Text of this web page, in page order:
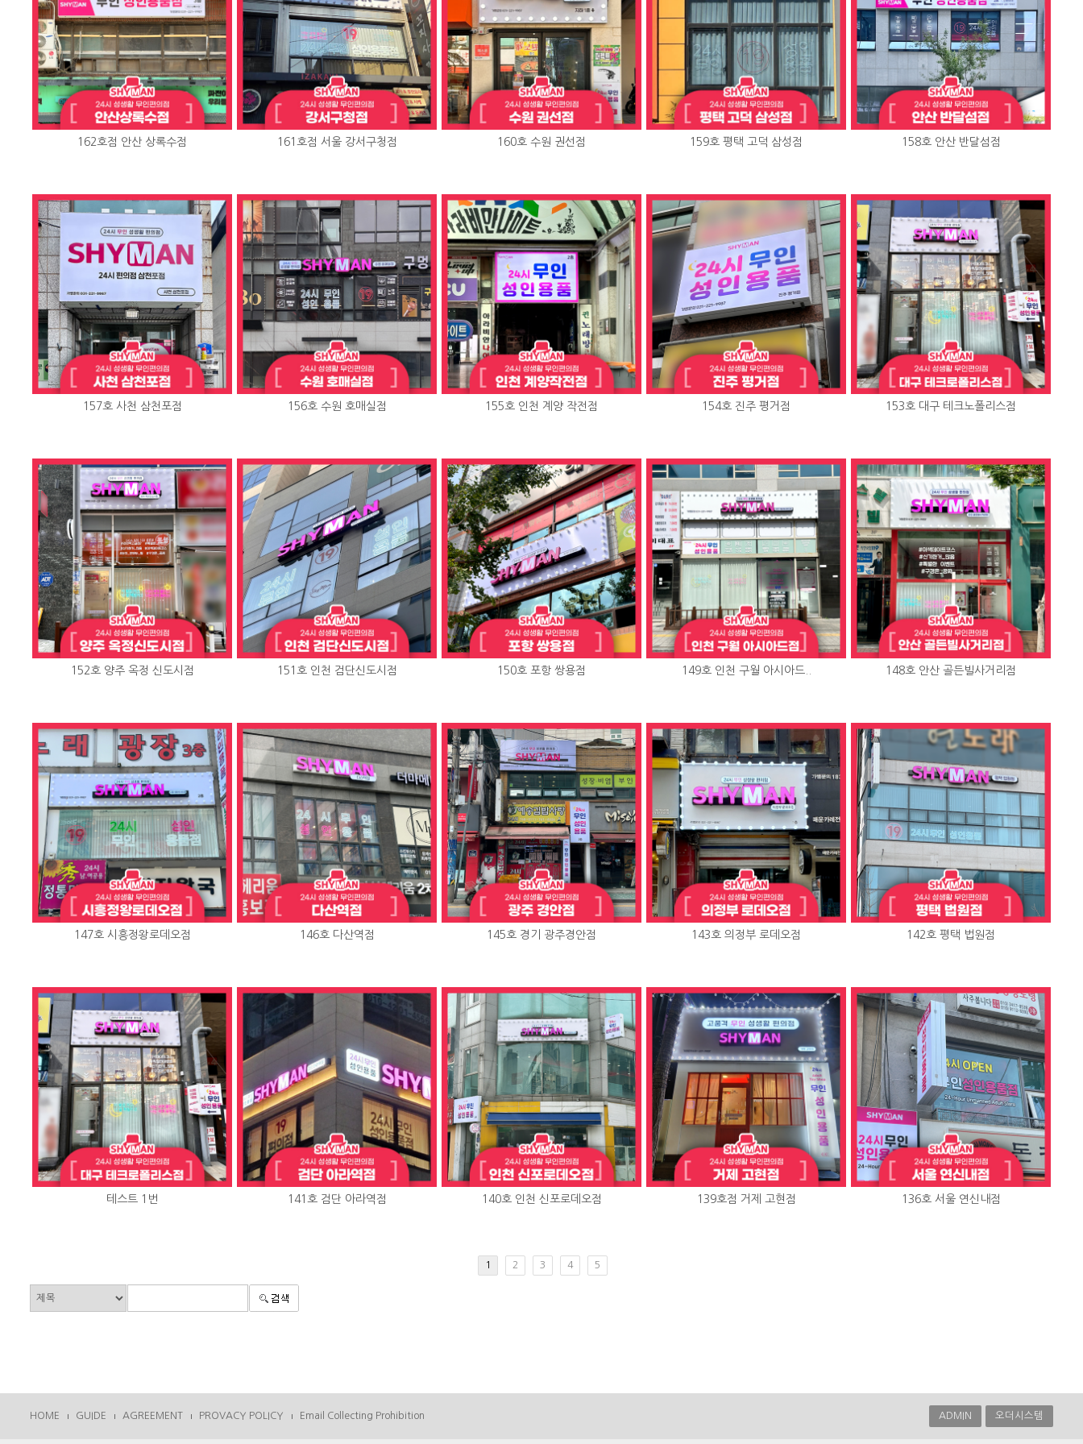
162호점 안산 상록수점 161호점 서울 강서구청점 160호 수원 권선점 159호 평택 고덕 삼성점 158호 안산 반달섬점
157호 사천 삼천포점 156호 수원 호매실점 155호 인천 계양 작전점 154호 진주 평거점 153호 대구 테크노폴리스점
152호 양주 옥정 신도시점 151호 인천 검단신도시점 150호 포항 쌍용점 149호 인천 구월 아시아드.. 148호 안산 골든빌사거리점
147호 시흥정왕로데오점 146호 다산역점 145호 경기 광주경안점 143호 의정부 로데오점 142호 평택 법원점
테스트 1번 141호 검단 아라역점 140호 인천 신포로데오점 139호점 거제 고현점 136호 서울 연신내점
1 2 3 4 5
HOME GUIDE AGREEMENT PROVACY POLICY Email Collecting Prohibition ADMIN 오더시스템